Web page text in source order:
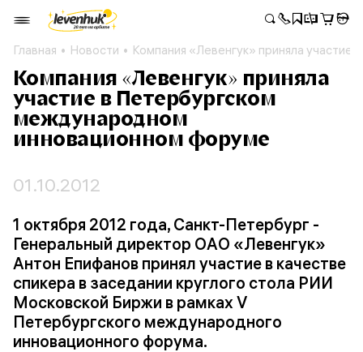
Главная Новости Компания «Левенгук» приняла
Компания «Левенгук» приняла
участие в Петербургском
международном
инновационном форуме
01.10.2012
1 октября 2012 года, Санкт-Петербург -
Генеральный директор ОАО «Левенгук»
Антон Епифанов принял участие в качестве
спикера в заседании круглого стола РИИ
Московской Биржи в рамках V
Петербургского международного
инновационного форума.